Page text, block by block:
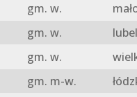
gm. w.
gm. w.
gm. w.
gm. m-w.